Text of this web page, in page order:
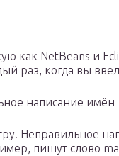
как NetBeans и
раз, когда вы
написание имён
Неправильное
пишут слово